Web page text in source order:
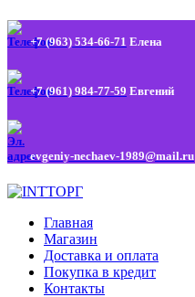
+7 (963) 534-66-71 Елена
+7 (961) 984-77-59 Евгений
evgeniy-nechaev-1989@mail.ru
Главная
Магазин
Доставка и оплата
Покупка в кредит
Контакты